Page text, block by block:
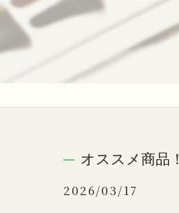
オススメ商品！
2026/03/17